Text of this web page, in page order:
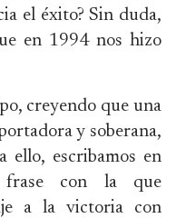
el éxito? Sin duda,
en 1994 nos hizo
creyendo que una
y soberana,
ello, escribamos en
frase con la que
a la victoria con